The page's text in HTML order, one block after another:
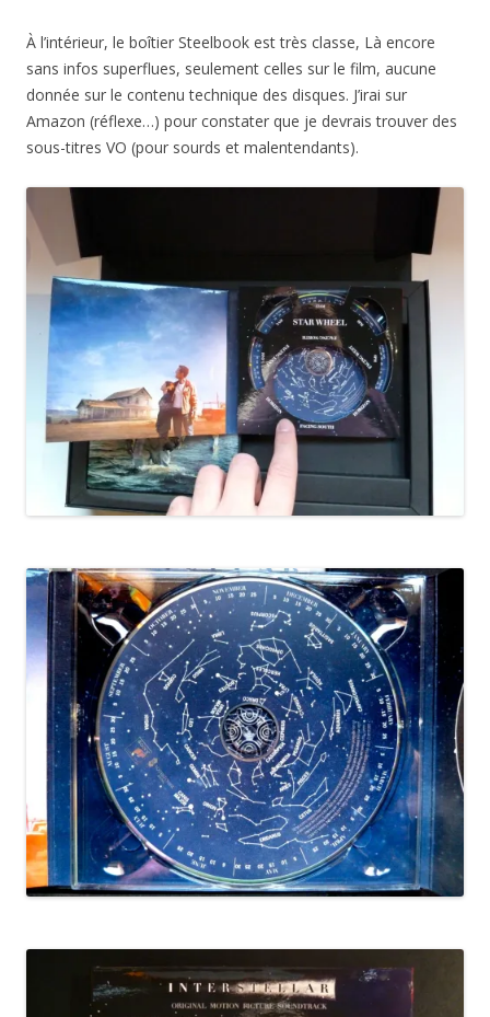
À l’intérieur, le boîtier Steelbook est très classe, Là encore
sans infos superflues, seulement celles sur le film, aucune
donnée sur le contenu technique des disques. J’irai sur
Amazon (réflexe…) pour constater que je devrais trouver des
sous-titres VO (pour sourds et malentendants).